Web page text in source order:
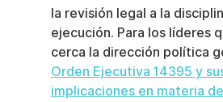
la revisión legal a la
ejecución. Para los líderes
cerca la dirección política
Orden Ejecutiva 14395 y
implicaciones en materia de